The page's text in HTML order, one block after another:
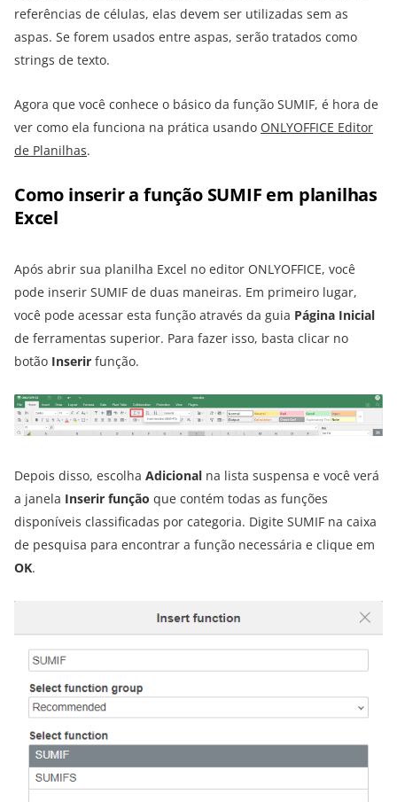
referências de células, elas devem ser utilizadas sem as
aspas. Se forem usados ​​entre aspas, serão tratados como
strings de texto.
Agora que você conhece o básico da função SUMIF, é hora de
ver como ela funciona na prática usando ONLYOFFICE Editor
de Planilhas.
Como inserir a função SUMIF em planilhas
Excel
Após abrir sua planilha Excel no editor ONLYOFFICE, você
pode inserir SUMIF de duas maneiras. Em primeiro lugar,
você pode acessar esta função através da guia Página Inicial
de ferramentas superior. Para fazer isso, basta clicar no
botão Inserir função.
Depois disso, escolha Adicional na lista suspensa e você verá
a janela Inserir função que contém todas as funções
disponíveis classificadas por categoria. Digite SUMIF na caixa
de pesquisa para encontrar a função necessária e clique em
OK.